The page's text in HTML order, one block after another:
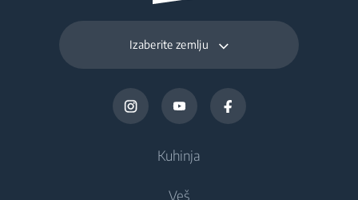
Izaberite zemlju
Kuhinja
Veš